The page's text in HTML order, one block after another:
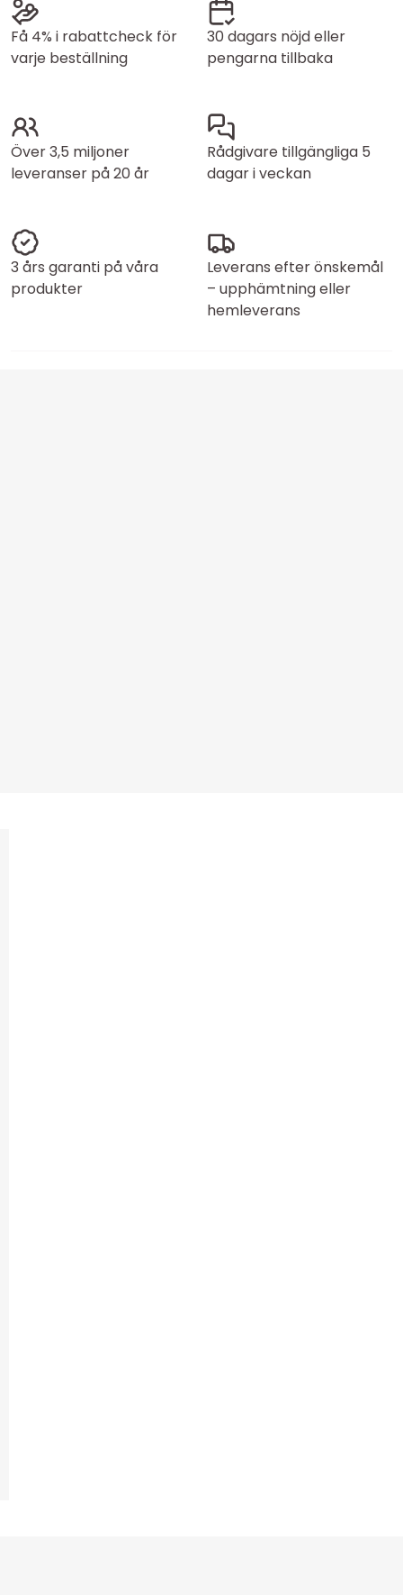
Få 4% i rabattcheck för
varje beställning
30 dagars nöjd eller
pengarna tillbaka
Över 3,5 miljoner
leveranser på 20 år
Rådgivare tillgängliga 5
dagar i veckan
3 års garanti på våra
produkter
Leverans efter önskemål
– upphämtning eller
hemleverans